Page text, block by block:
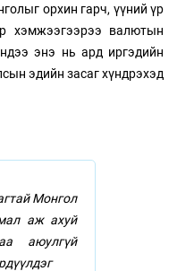
орхин гарч, үүний үр
хэмжээгээрээ валютын
энэ нь ард иргэдийн
эдийн засаг хүндрэхэд
Монгол
аж ахуй
аюулгүй